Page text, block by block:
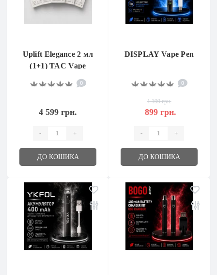
Uplift Elegance 2 мл
(1+1) TAC Vape
0
4 599 грн.
- +
ДО КОШИКА
DISPLAY Vape Pen
0
1 199 грн.
899 грн.
- +
ДО КОШИКА